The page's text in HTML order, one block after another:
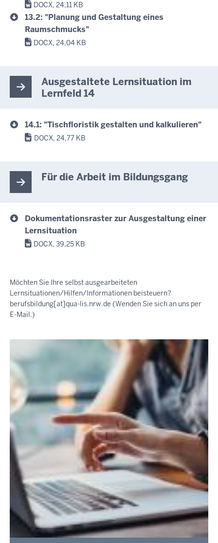
DOCX, 24,11 KB
13.2: "Planung und Gestaltung eines
Raumschmucks"
DOCX, 24,04 KB
Ausgestaltete Lernsituation im
Lernfeld 14
14.1: "Tischfloristik gestalten und kalkulieren"
DOCX, 24,77 KB
Für die Arbeit im Bildungsgang
Dokumentationsraster zur Ausgestaltung einer
Lernsituation
DOCX, 39,25 KB
Möchten Sie Ihre selbst ausgearbeiteten
Lernsituationen/Hilfen/Informationen beisteuern?
berufsbildung[at]qua-lis.nrw.de (Wenden Sie sich an uns per
E-Mail.)